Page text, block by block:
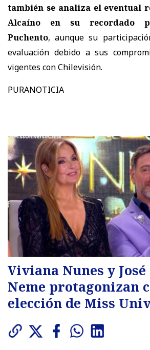
también se analiza el eventual
Alcaíno en su recordado
Puchento, aunque su
evaluación debido a sus
vigentes con Chilevisión.
PURANOTICIA
Viviana Nunes y
Neme protagonizan
elección de Miss